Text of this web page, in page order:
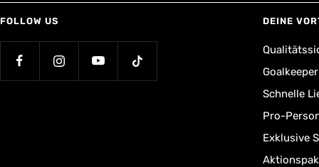
FOLLOW US DEINE
Schnelle
Pro-
Exklusive